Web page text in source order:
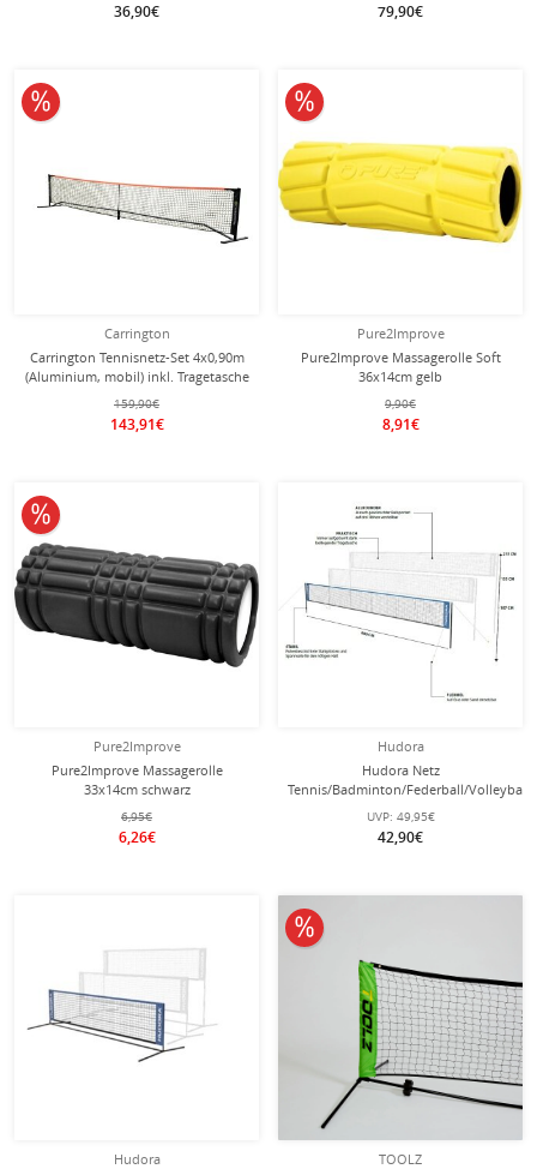
36,90€ 79,90€
Carrington
Carrington Tennisnetz-Set 4x0,90m
(Aluminium, mobil) inkl. Tragetasche
159,90€
143,91€
10% reduziert
Pure2Improve
Pure2Improve Massagerolle Soft
36x14cm gelb
9,90€
8,91€
10% reduziert
Pure2Improve
Pure2Improve Massagerolle
33x14cm schwarz
6,95€
6,26€
10% reduziert
Hudora
Hudora Netz
Tennis/Badminton/Federball/Volleyball
höhenverstellbar - Breite 6 Meter
UVP: 49,95€
42,90€
Hudora
TOOLZ
10% reduziert